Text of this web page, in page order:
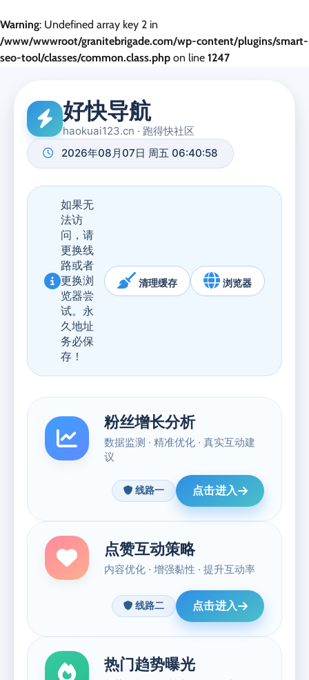
Warning: Undefined array key 2 in
/www/wwwroot/granitebrigade.com/wp-content/plugins/smart-
seo-tool/classes/common.class.php on line 1247